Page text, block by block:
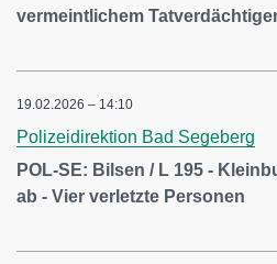
vermeintlichem
19.02.2026 – 14:10
Polizeidirektion Bad Segeberg
POL-SE: Bilsen / L 195 -
ab - Vier verletzte Personen